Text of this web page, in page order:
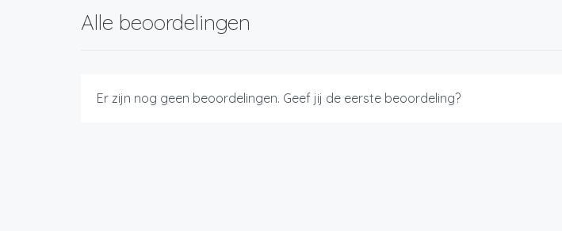
Alle beoordelingen
Er zijn nog geen beoordelingen. Geef jij de eerste beoordeling?